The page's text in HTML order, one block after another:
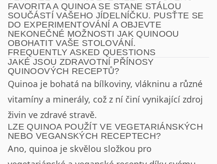
FAVORITA A QUINOA SE STANE STÁLOU
SOUČÁSTÍ VAŠEHO JÍDELNÍČKU. PUSŤTE SE
DO EXPERIMENTOVÁNÍ A OBJEVTE
NEKONEČNÉ MOŽNOSTI JAK QUINOOU
OBOHATIT VAŠE STOLOVÁNÍ.
FREQUENTLY ASKED QUESTIONS
JAKÉ JSOU ZDRAVOTNÍ PŘÍNOSY
QUINOOVÝCH RECEPTŮ?
Quinoa je bohatá na bílkoviny, vlákninu a různé
vitamíny a minerály, což z ní činí vynikající zdroj
živin ve zdravé stravě.
LZE QUINOA POUŽÍT VE VEGETARIÁNSKÝCH
NEBO VEGANSKÝCH RECEPTECH?
Ano, quinoa je skvělou složkou pro